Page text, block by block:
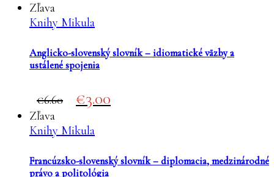
Zľava
Knihy Mikula
Anglicko-slovenský slovník – idiomatické väzby a
ustálené spojenia
6.60
Original
price
was:
€6.60.
3.00
price
Zľava
Knihy Mikula
Francúzsko-slovenský slovník – diplomacia, medzinárodné
právo a politológia